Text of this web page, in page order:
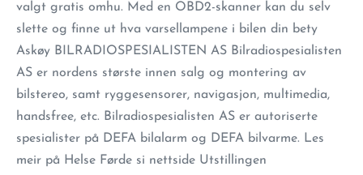
valgt gratis omhu. Med en OBD2-skanner kan du selv
slette og finne ut hva varsellampene i bilen din bety
Askøy BILRADIOSPESIALISTEN AS Bilradiospesialisten
AS er nordens største innen salg og montering av
bilstereo, samt ryggesensorer, navigasjon, multimedia,
handsfree, etc. Bilradiospesialisten AS er autoriserte
spesialister på DEFA bilalarm og DEFA bilvarme. Les
meir på Helse Førde si nettside Utstillingen